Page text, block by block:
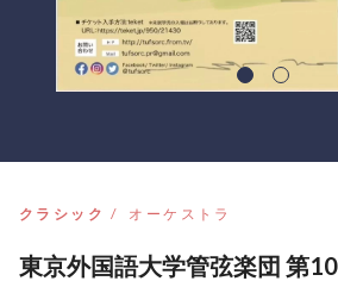
クラシック オーケストラ
東京外国語大学管弦楽団 第